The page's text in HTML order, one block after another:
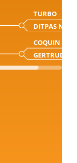
TURBO
DITPAS NON
COQUIN
GERTRUDE